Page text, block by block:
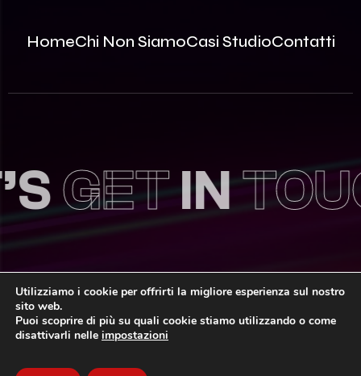
HomeChi Non SiamoCasi StudioContatti
GETIN
© 2026 Innovea S.r.l. – P.Iva: 09812870963 | REA MB –
2535786 | Capitale Sociale: 100.000,00€ i.v.
Utilizziamo i cookie per offrirti la migliore esperienza sul nostro
sito web.
Puoi scoprire di più su quali cookie stiamo utilizzando o come
disattivarli nelle impostazioni